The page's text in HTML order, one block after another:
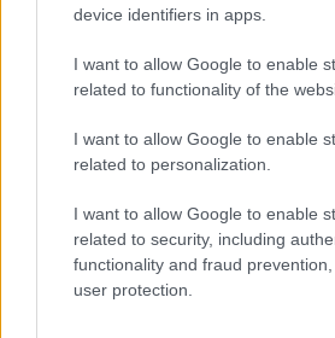
device identifiers in apps.
I want to allow Google to enable
related to functionality of the
I want to allow Google to enable
related to personalization.
I want to allow Google to enable
related to security, including
functionality and fraud
user protection.
Elhunyt Peter Collins, a
producer
theshattered •2024. július 01.